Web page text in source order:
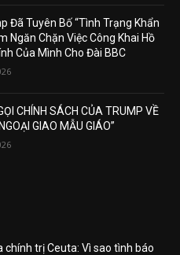
Đã Tuyên Bố “Tình Trạng Khẩn
Ngăn Chặn Việc Công Khai Hồ
Của Mình Cho Đài BBC
CHÍNH SÁCH CỦA TRUMP VỀ
GIAO MẪU GIÁO”
chính trị Ceuta: Vì sao tình báo